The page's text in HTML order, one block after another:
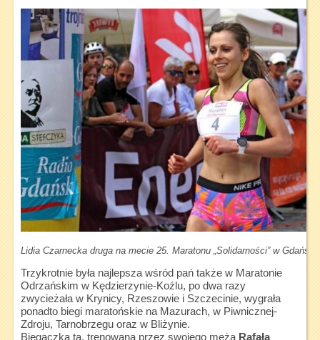
Lidia Czarnecka druga na mecie 25. Maratonu „Solidarności” w
Trzykrotnie była najlepsza wśród pań także w Maratonie
Odrzańskim w Kędzierzynie-Koźlu, po dwa razy
zwycieżała w Krynicy, Rzeszowie i Szczecinie, wygrała
ponadto biegi maratońskie na Mazurach, w Piwnicznej-
Zdroju, Tarnobrzegu oraz w Bliżynie.
Biegaczka ta, trenowana przez swojego męża Rafała